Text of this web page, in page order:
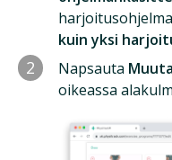
kuin yksi
2 Napsauta
oikeassa